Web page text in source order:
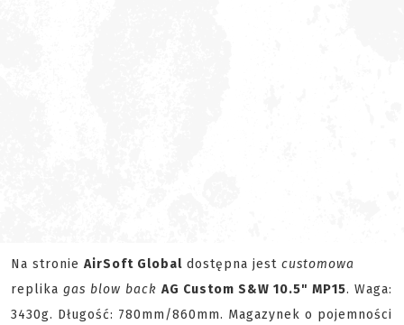
Na stronie AirSoft Global dostępna jest customowa
replika gas blow back AG Custom S&W 10.5" MP15. Waga:
3430g. Długość: 780mm/860mm. Magazynek o pojemności